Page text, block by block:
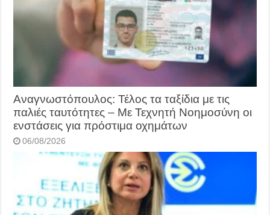
Αναγνωστόπουλος: Τέλος τα ταξίδια με τις
παλιές ταυτότητες – Με Τεχνητή Νοημοσύνη οι
ενστάσεις για πρόστιμα οχημάτων
06/08/2026